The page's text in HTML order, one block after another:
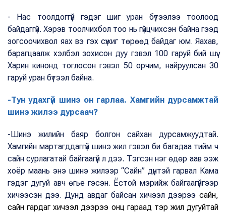
- Нас тоолдоггүй гэдэг шиг уран бүтээлээ тоолоод
байдаггүй. Хэрэв тоолчихбол тоо нь гүйцчихсэн байна гээд
зогсоочихвол яах вэ гэх сүжиг төрөөд байдаг юм. Яахав,
барагцаалж хэлбэл зохисон дуу гэвэл 100 гаруй бий шүү.
Харин кинонд тоглосон гэвэл 50 орчим, найруулсан 30
гаруй уран бүтээл байна.
-Тун удахгүй шинэ он гарлаа. Хамгийн дурсамжтай
шинэ жилээ дурсаач?
-Шинэ жилийн баяр болгон сайхан дурсамжуудтай.
Хамгийн мартагддаггүй шинэ жил гэвэл би багадаа тийм ч
сайн сурлагатай байгаагүй л дээ. Тэгсэн нэг өдөр аав ээж
хоёр маань энэ шинэ жилээр “Сайн” дүнтэй гарвал Кама
гэдэг дугуй авч өгье гэсэн. Ёстой мэрийж байгаагүйгээр
хичээсэн дээ. Дунд авдаг байсан хичээл дээрээ сайн,
сайн гардаг хичээл дээрээ онц гараад тэр жил дугуйтай